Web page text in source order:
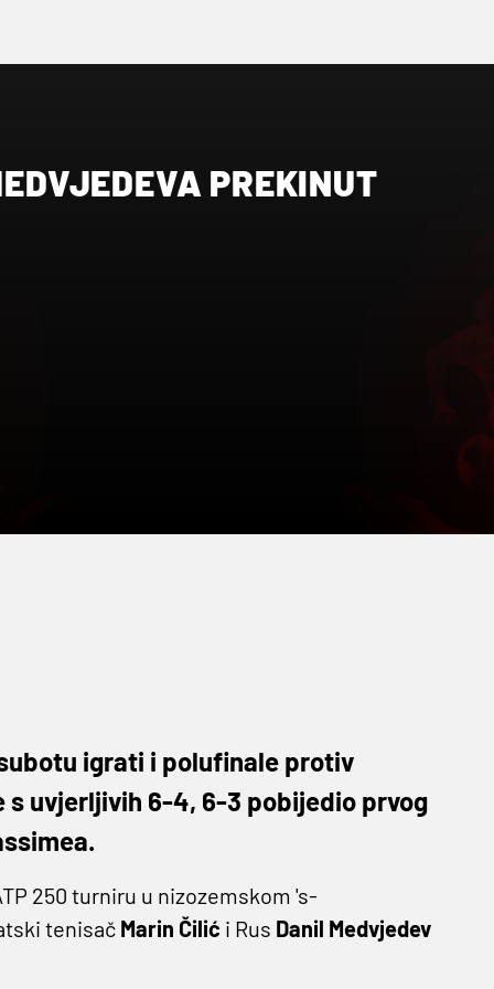
PREKINUT
igrati i polufinale protiv
s uvjerljivih 6-4, 6-3 pobijedio prvog
250 turniru u nizozemskom 's-
tenisač Marin Čilić i Rus Danil Medvjedev